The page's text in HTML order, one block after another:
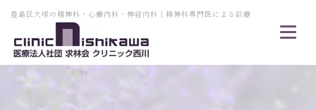
豊島区大塚の精神科・心療内科・神経内科｜精神科専門医による診療